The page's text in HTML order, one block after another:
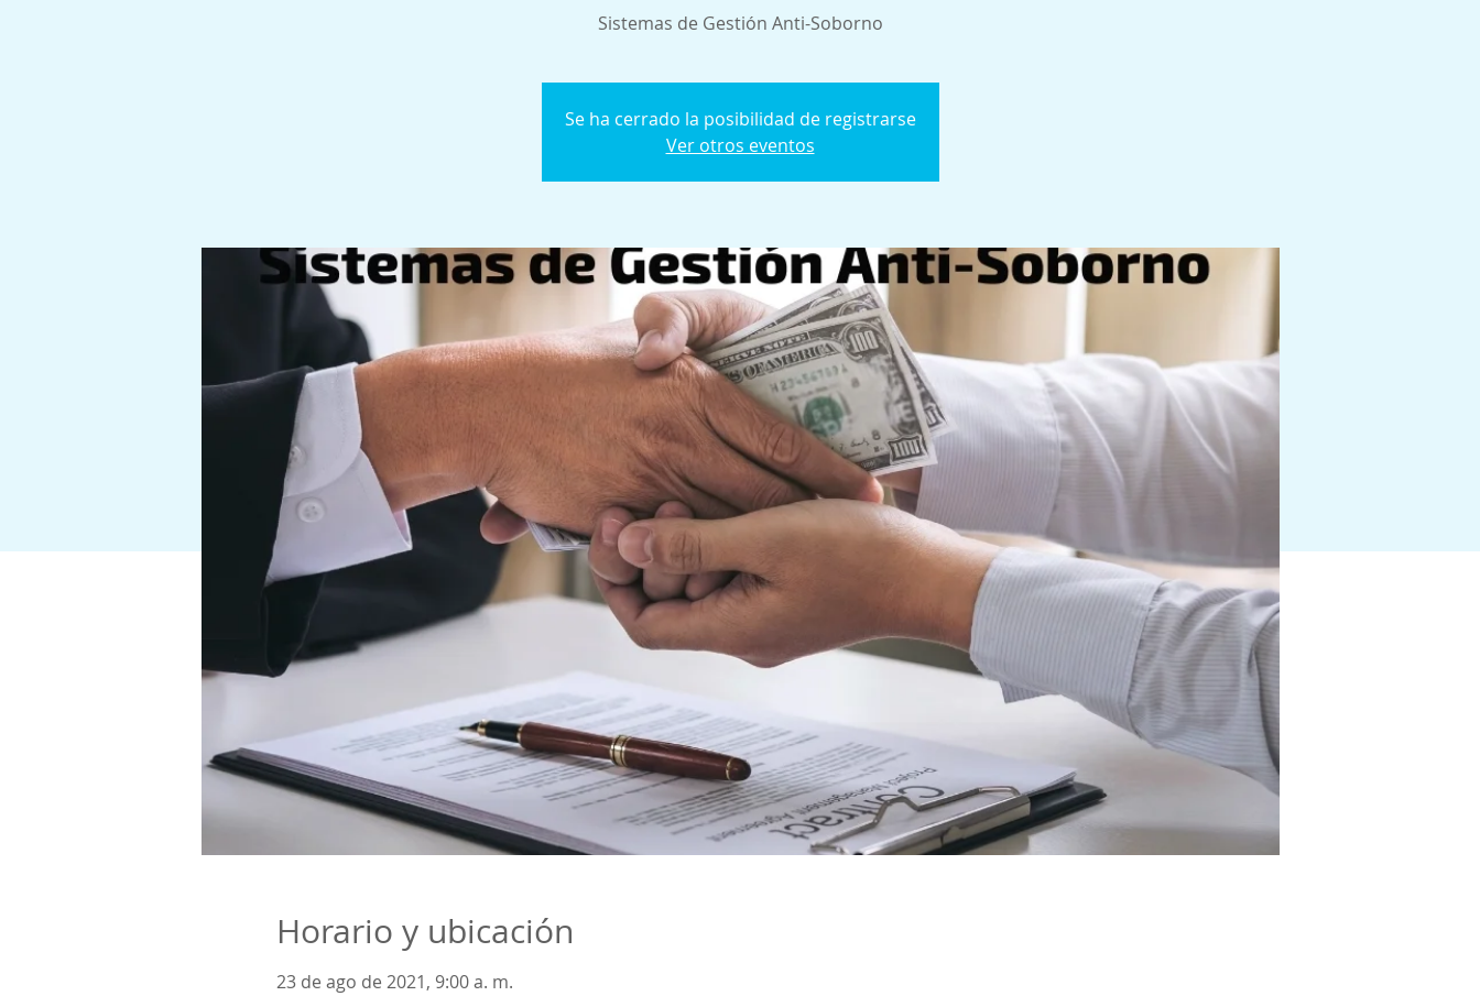
Sistemas de Gestión Anti-Soborno
Se ha cerrado la posibilidad de registrarse
Ver otros eventos
Horario y ubicación
23 de ago de 2021, 9:00 a. m.